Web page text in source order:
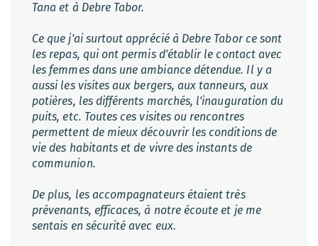
Tana et à Debre Tabor.
Ce que j'ai surtout apprécié à Debre Tabor ce sont
les repas, qui ont permis d'établir le contact avec
les femmes dans une ambiance détendue. Il y a
aussi les visites aux bergers, aux tanneurs, aux
potières, les différents marchés, l'inauguration du
puits, etc. Toutes ces visites ou rencontres
permettent de mieux découvrir les conditions de
vie des habitants et de vivre des instants de
communion.
De plus, les accompagnateurs étaient très
prévenants, efficaces, à notre écoute et je me
sentais en sécurité avec eux.